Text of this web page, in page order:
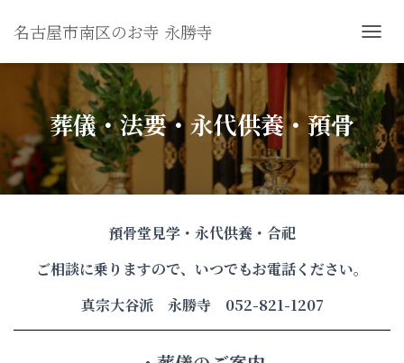
名古屋市南区のお寺 永勝寺
ビ
ゲ
ー
シ
ョ
ン
を
葬儀・法要・永代供養・預骨
預骨堂見学・永代供養・合祀
ご相談に乗りますので、いつでもお電話ください。
真宗大谷派 永勝寺 052-821-1207